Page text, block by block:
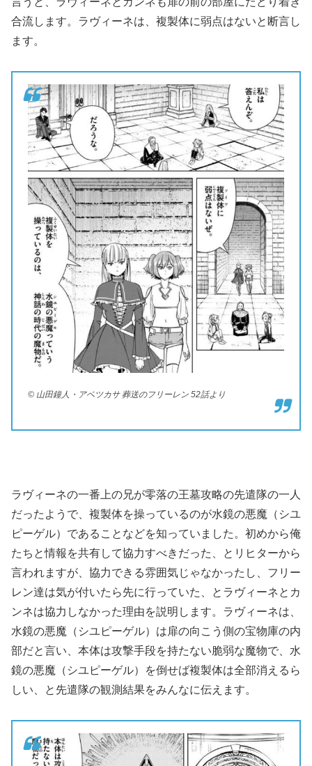
合流します。ラヴィーネは、複製体に弱点はないと断言し
ます。
© 山田鐘人・アベツカサ 葬送のフリーレン 52話より
ラヴィーネの一番上の兄が零落の王墓攻略の先遣隊の一人
だったようで、複製体を操っているのが水鏡の悪魔（シユ
ピーゲル）であることなどを知っていました。初めから俺
たちと情報を共有して協力すべきだった、とリヒターから
言われますが、協力できる雰囲気じゃなかったし、フリー
レン達は気が付いたら先に行っていた、とラヴィーネとカ
ンネは協力しなかった理由を説明します。ラヴィーネは、
水鏡の悪魔（シユピーゲル）は扉の向こう側の宝物庫の内
部だと言い、本体は攻撃手段を持たない脆弱な魔物で、水
鏡の悪魔（シユピーゲル）を倒せば複製体は全部消えるら
しい、と先遣隊の観測結果をみんなに伝えます。